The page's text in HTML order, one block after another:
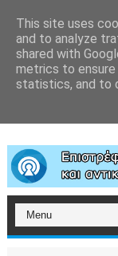
This site uses
and to analyze
shared with
metrics to
statistics, and to